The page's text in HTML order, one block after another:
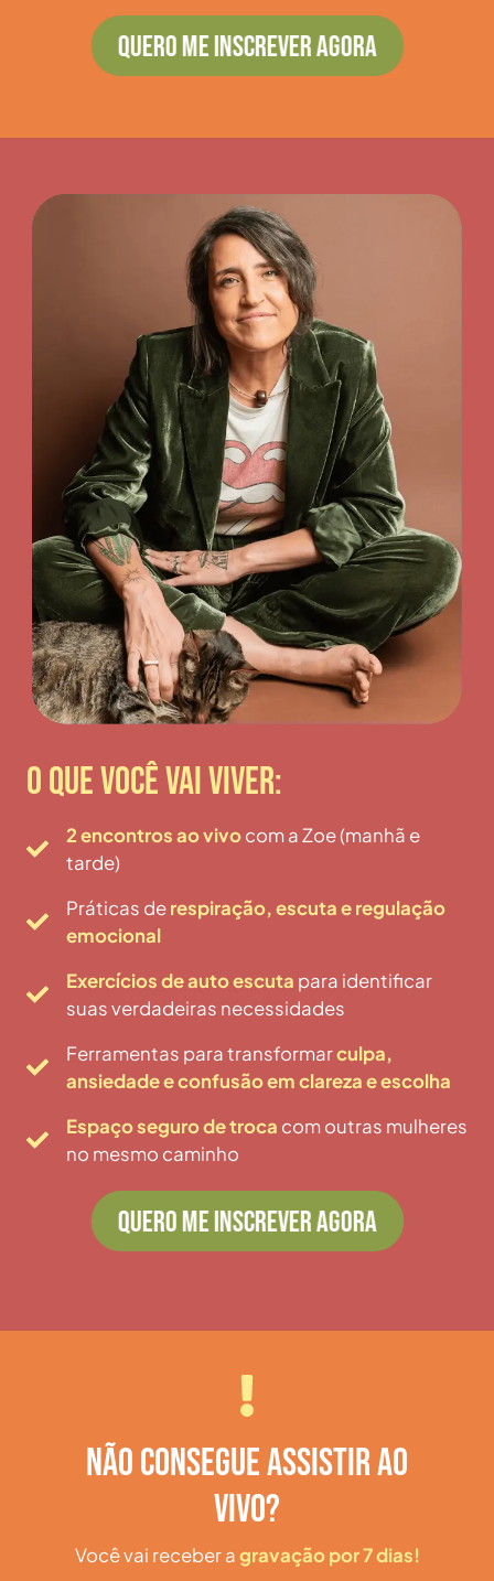
QUERO ME INSCREVER AGORA
O QUE VOCÊ VAI VIVER:
2 encontros ao vivocom a Zoe (manhã e
tarde)
Práticas derespiração, escuta e regulação
emocional
Exercícios de auto escuta para identificar
suas verdadeiras necessidades
Ferramentas para transformarculpa,
ansiedade e confusão em clareza e escolha
Espaço seguro de troca com outras mulheres
no mesmo caminho
QUERO ME INSCREVER AGORA
NÃO CONSEGUE ASSISTIR AO
VIVO?
Você vai receber agravação por 7 dias!